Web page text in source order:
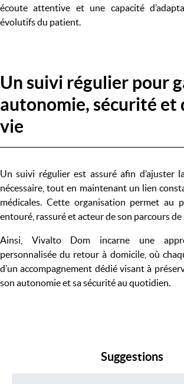
écoute attentive et une capacité
évolutifs du patient.
Un suivi régulier pour
autonomie, sécurité et
vie
Un suivi régulier est assuré afin d’ajuster
nécessaire, tout en maintenant un lien
médicales. Cette organisation permet au
entouré, rassuré et acteur de son parcours de
Ainsi, Vivalto Dom incarne une
personnalisée du retour à domicile, où
d’un accompagnement dédié visant à
son autonomie et sa sécurité au quotidien.
Suggestions